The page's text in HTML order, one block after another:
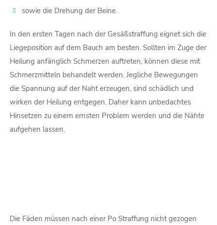
sowie die Drehung der Beine.
In den ersten Tagen nach der Gesäßstraffung eignet sich die
Liegeposition auf dem Bauch am besten. Sollten im Zuge der
Heilung anfänglich Schmerzen auftreten, können diese mit
Schmerzmitteln behandelt werden. Jegliche Bewegungen
die Spannung auf der Naht erzeugen, sind schädlich und
wirken der Heilung entgegen. Daher kann unbedachtes
Hinsetzen zu einem ernsten Problem werden und die Nähte
aufgehen lassen.
Die Fäden müssen nach einer Po Straffung nicht gezogen